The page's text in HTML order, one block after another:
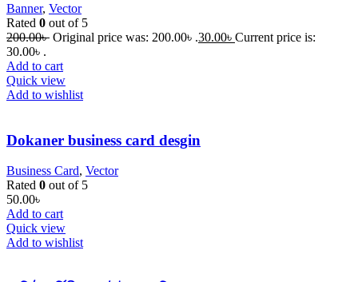
Banner, Vector
Rated 0 out of 5
200.00৳ Original price was: 200.00৳ .30.00৳ Current price is:
30.00৳ .
Add to cart
Quick view
Add to wishlist
Dokaner business card desgin
Business Card, Vector
Rated 0 out of 5
50.00৳
Add to cart
Quick view
Add to wishlist